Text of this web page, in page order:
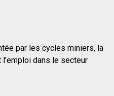
par les cycles miniers, la
dans le secteur